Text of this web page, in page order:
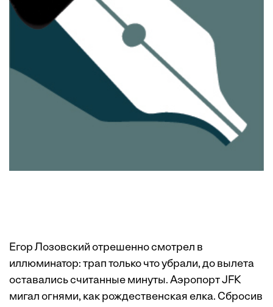
Егор Лозовский отрешенно смотрел в
иллюминатор: трап только что убрали, до вылета
оставались считанные минуты. Аэропорт JFK
мигал огнями, как рождественская елка. Сбросив